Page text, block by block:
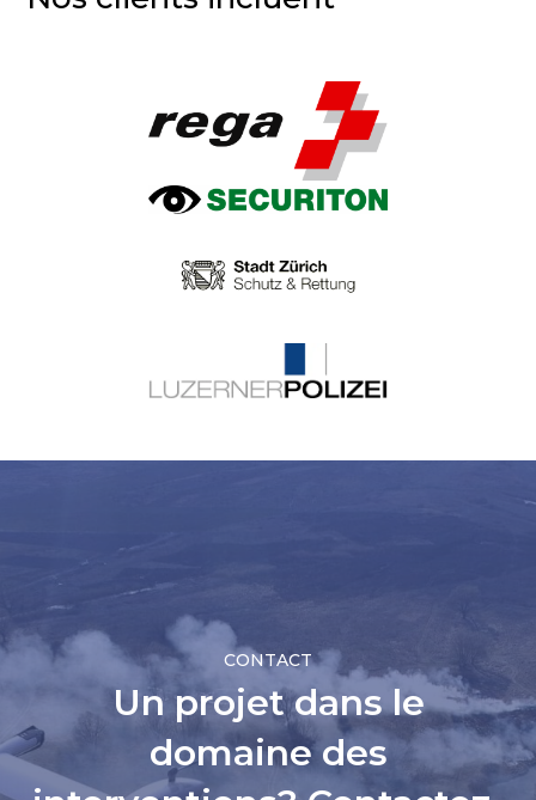
CONTACT
Un projet dans le
domaine des